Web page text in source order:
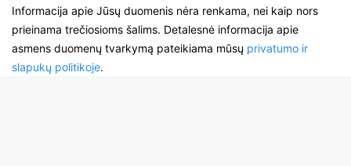
Informacija apie Jūsų duomenis nėra renkama, nei kaip nors
prieinama trečiosioms šalims. Detalesnė informacija apie
asmens duomenų tvarkymą pateikiama mūsų privatumo ir
slapukų politikoje.